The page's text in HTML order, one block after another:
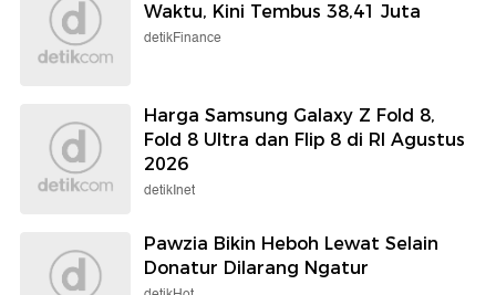
Waktu, Kini Tembus 38,41 Juta
detikFinance
Harga Samsung Galaxy Z Fold 8,
Fold 8 Ultra dan Flip 8 di RI Agustus
2026
detikInet
Pawzia Bikin Heboh Lewat Selain
Donatur Dilarang Ngatur